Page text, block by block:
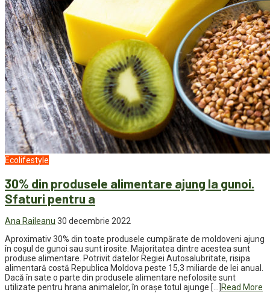
Ecolifestyle
30% din produsele alimentare ajung la gunoi.
Sfaturi pentru a
Ana Raileanu 30 decembrie 2022
Aproximativ 30% din toate produsele cumpărate de moldoveni ajung
în coșul de gunoi sau sunt irosite. Majoritatea dintre acestea sunt
produse alimentare. Potrivit datelor Regiei Autosalubritate, risipa
alimentară costă Republica Moldova peste 15,3 miliarde de lei anual.
Dacă în sate o parte din produsele alimentare nefolosite sunt
utilizate pentru hrana animalelor, în orașe totul ajunge […]
Read More